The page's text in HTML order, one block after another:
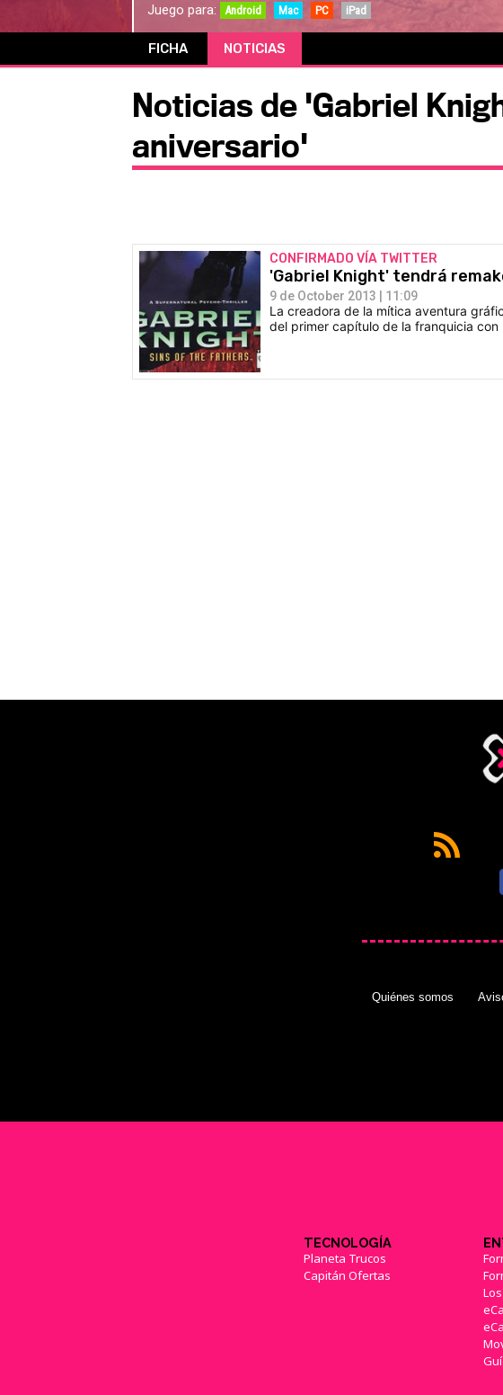
Juego para: Android Mac PC iPad
FICHA NOTICIAS
Noticias de 'Gabriel
aniversario'
CONFIRMADO VÍA TWITTER
'Gabriel Knight' tendrá
9 de October 2013 | 11:09
La creadora de la mítica aventura
del primer capítulo de la franquicia con
Quiénes somos
TECNOLOGÍA
Planeta Trucos
Capitán Ofertas